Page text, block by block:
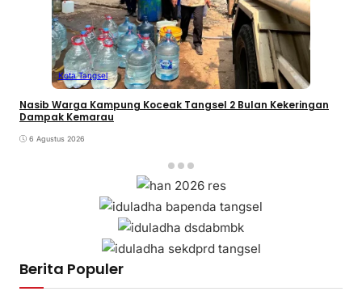
Kota Tangsel
Nasib Warga Kampung Koceak Tangsel 2 Bulan Kekeringan
Dampak Kemarau
6 Agustus 2026
Berita Populer